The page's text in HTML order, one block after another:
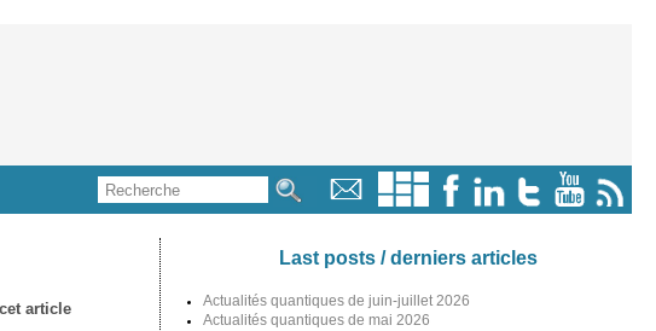
Last posts / derniers articles
Actualités quantiques de juin-juillet 2026
Actualités quantiques de mai 2026